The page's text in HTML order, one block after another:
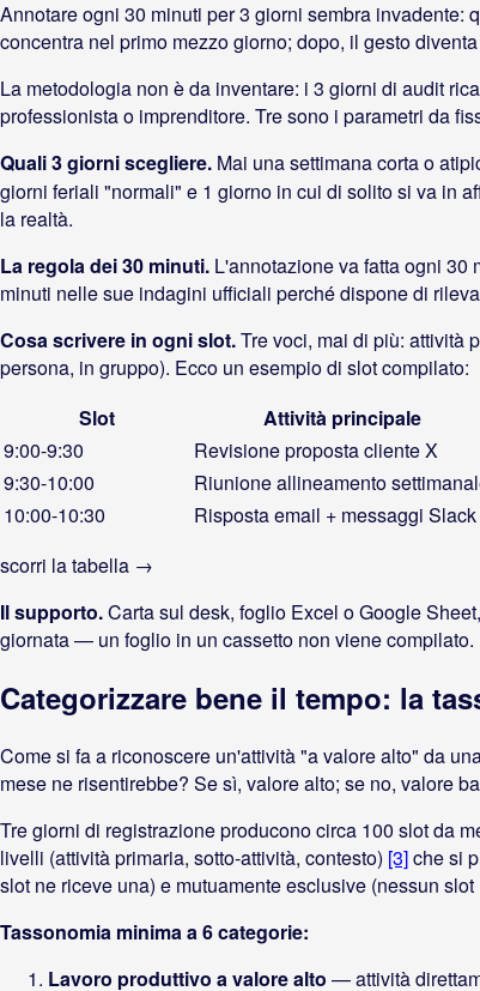
Annotare ogni 30 minuti per 3 giorni sembra
concentra nel primo mezzo giorno; dopo, il gesto
La metodologia non è da inventare: i 3 giorni di audit
professionista o imprenditore. Tre sono i parametri da
Quali 3 giorni scegliere. Mai una settimana corta o
giorni feriali "normali" e 1 giorno in cui di solito si va in
la realtà.
La regola dei 30 minuti. L'annotazione va fatta ogni 30
minuti nelle sue indagini ufficiali perché dispone di
Cosa scrivere in ogni slot.Tre voci, mai di più: attività
persona, in gruppo). Ecco un esempio di slot compilato:
Slot
Attività principale
9:00-9:30
Revisione proposta cliente X
9:30-10:00
Riunione allineamento
10:00-10:30
Risposta email + messaggi Slack
scorri la tabella →
Il supporto.Carta sul desk, foglio Excel o Google
giornata — un foglio in un cassetto non viene compilato.
Categorizzare bene il tempo: la
Come si fa a riconoscere un'attività "a valore alto" da
mese ne risentirebbe? Se sì, valore alto; se no, valore
Tre giorni di registrazione producono circa 100 slot da
livelli (attività primaria, sotto-attività, contesto) [3]che si
slot ne riceve una) e mutuamente esclusive (nessun
Tassonomia minima a 6 categorie:
Lavoro produttivo a valore alto — attività